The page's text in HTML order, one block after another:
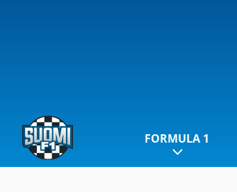
FORMULA 1